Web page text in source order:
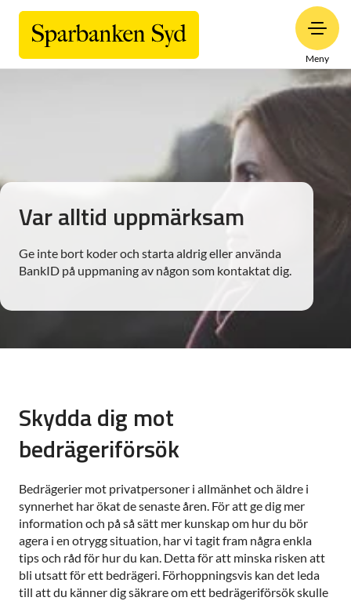
Meny
Var alltid uppmärksam
Ge inte bort koder och starta aldrig eller använda
BankID på uppmaning av någon som kontaktat dig.
Skydda dig mot
bedrägeriförsök
Bedrägerier mot privatpersoner i allmänhet och äldre i
synnerhet har ökat de senaste åren. För att ge dig mer
information och på så sätt mer kunskap om hur du bör
agera i en otrygg situation, har vi tagit fram några enkla
tips och råd för hur du kan. Detta för att minska risken att
bli utsatt för ett bedrägeri. Förhoppningsvis kan det leda
till att du känner dig säkrare om ett bedrägeriförsök skulle